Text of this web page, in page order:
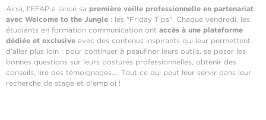
Ainsi, l'EFAP a lancé sa première veille professionnelle en partenariat
avec Welcome to the Jungle : les "Friday Tips". Chaque vendredi, les
étudiants en formation communication ont accès à une plateforme
dédiée et exclusive avec des contenus inspirants qui leur permettent
d’aller plus loin : pour continuer à peaufiner leurs outils, se poser les
bonnes questions sur leurs postures professionnelles, obtenir des
conseils, lire des témoignages…. Tout ce qui peut leur servir dans leur
recherche de stage et d'emploi !